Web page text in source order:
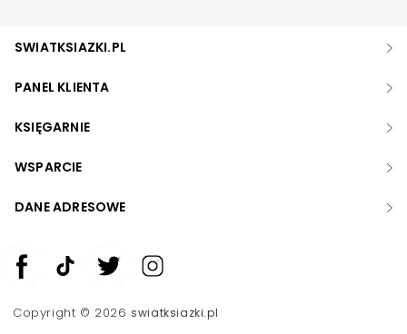
SWIATKSIAZKI.PL
PANEL KLIENTA
KSIĘGARNIE
WSPARCIE
DANE ADRESOWE
Copyright © 2026swiatksiazki.pl
Zwiększ rozmiar czcionki